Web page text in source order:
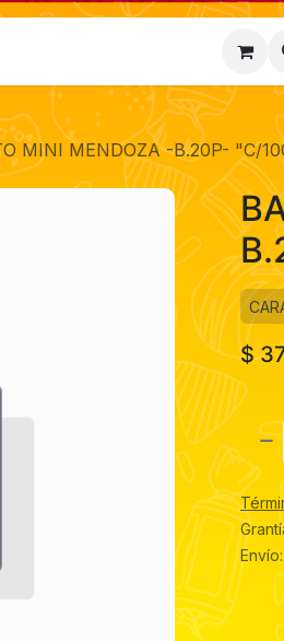
Contáctenos
MINI MENDOZA -B.20P- "C/
$